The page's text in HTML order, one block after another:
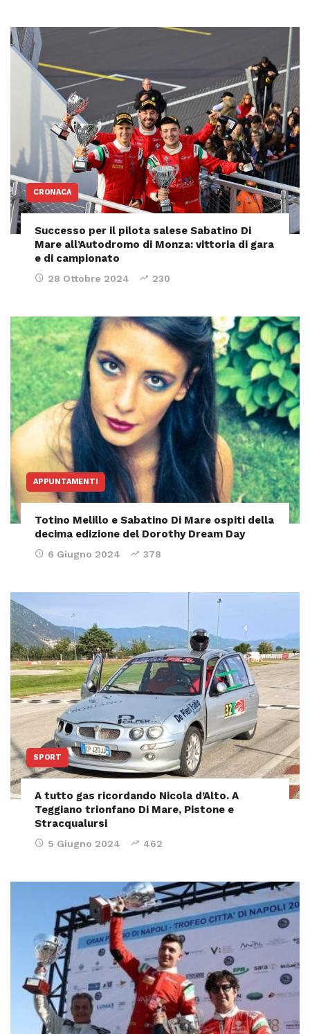
CRONACA
Successo per il pilota salese Sabatino Di
Mare all’Autodromo di Monza: vittoria di gara
e di campionato
28 Ottobre 2024 230
APPUNTAMENTI
Totino Melillo e Sabatino Di Mare ospiti della
decima edizione del Dorothy Dream Day
6 Giugno 2024 378
SPORT
A tutto gas ricordando Nicola d’Alto. A
Teggiano trionfano Di Mare, Pistone e
Stracqualursi
5 Giugno 2024 462